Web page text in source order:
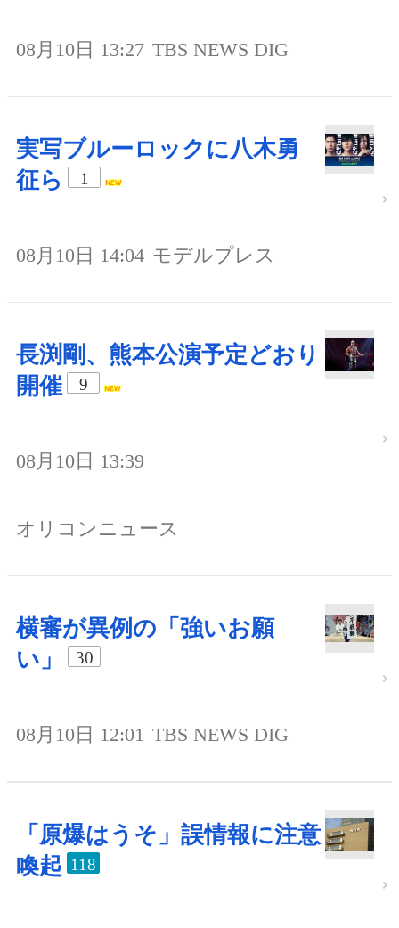
08月10日 13:27 TBS NEWS DIG
実写ブルーロックに八木勇
征ら
1
08月10日 14:04 モデルプレス
長渕剛、熊本公演予定どおり
開催
9
08月10日 13:39
オリコンニュース
横審が異例の「強いお願
い」
30
08月10日 12:01 TBS NEWS DIG
「原爆はうそ」誤情報に注意
喚起 118